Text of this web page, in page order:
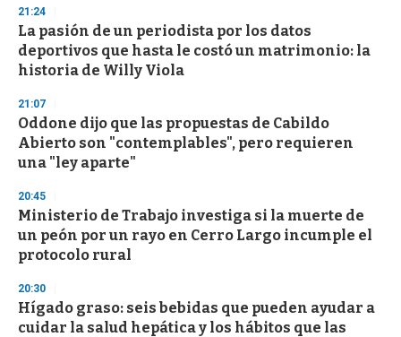
s
e
c
o
n
21:24
La pasión de un periodista por los datos
deportivos que hasta le costó un matrimonio: la
historia de Willy Viola
21:07
Oddone dijo que las propuestas de Cabildo
Abierto son "contemplables", pero requieren
una "ley aparte"
20:45
Ministerio de Trabajo investiga si la muerte de
un peón por un rayo en Cerro Largo incumple el
protocolo rural
20:30
Hígado graso: seis bebidas que pueden ayudar a
cuidar la salud hepática y los hábitos que las